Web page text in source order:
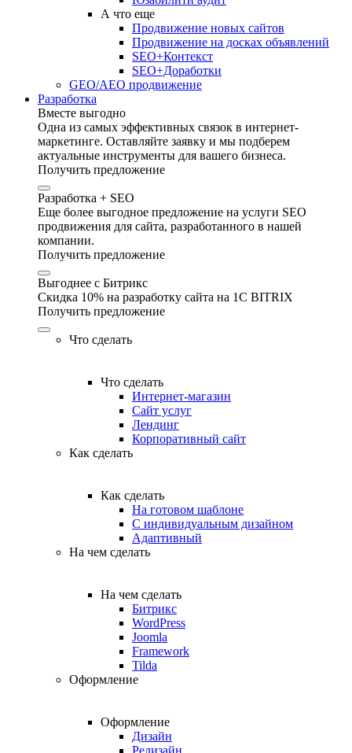
А что еще
Продвижение новых сайтов
Продвижение на досках объявлений
SEO+Контекст
SEO+Доработки
GEO/AEO продвижение
Разработка
Вместе выгодно
Одна из самых эффективных связок в интернет-
маркетинге. Оставляйте заявку и мы подберем
актуальные инструменты для вашего бизнеса.
Получить предложение
Разработка + SEO
Еще более выгодное предложение на услуги SEO
продвижения для сайта, разработанного в нашей
компании.
Получить предложение
Выгоднее с Битрикс
Скидка 10% на разработку сайта на 1C BITRIX
Получить предложение
Что сделать
Что сделать
Интернет-магазин
Сайт услуг
Лендинг
Корпоративный сайт
Как сделать
Как сделать
На готовом шаблоне
С индивидуальным дизайном
Адаптивный
На чем сделать
На чем сделать
Битрикс
WordPress
Joomla
Framework
Tilda
Оформление
Оформление
Дизайн
Редизайн